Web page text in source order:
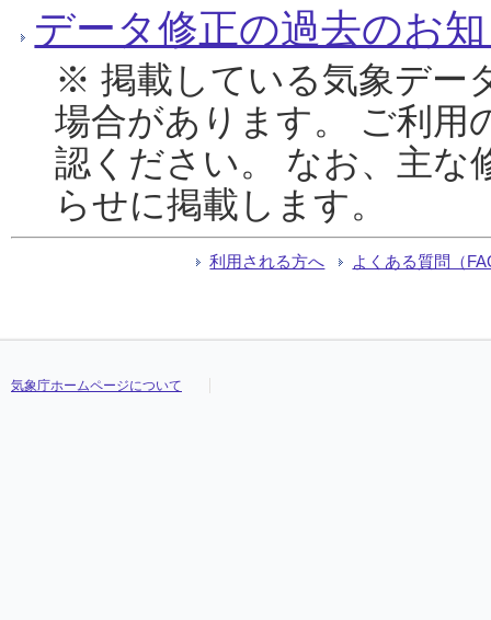
データ修正の過去のお
※ 掲載している気象デー
場合があります。 ご利用
認ください。 なお、主な
らせに掲載します。
利用される方へ よくある質問（
気象庁ホームページについて